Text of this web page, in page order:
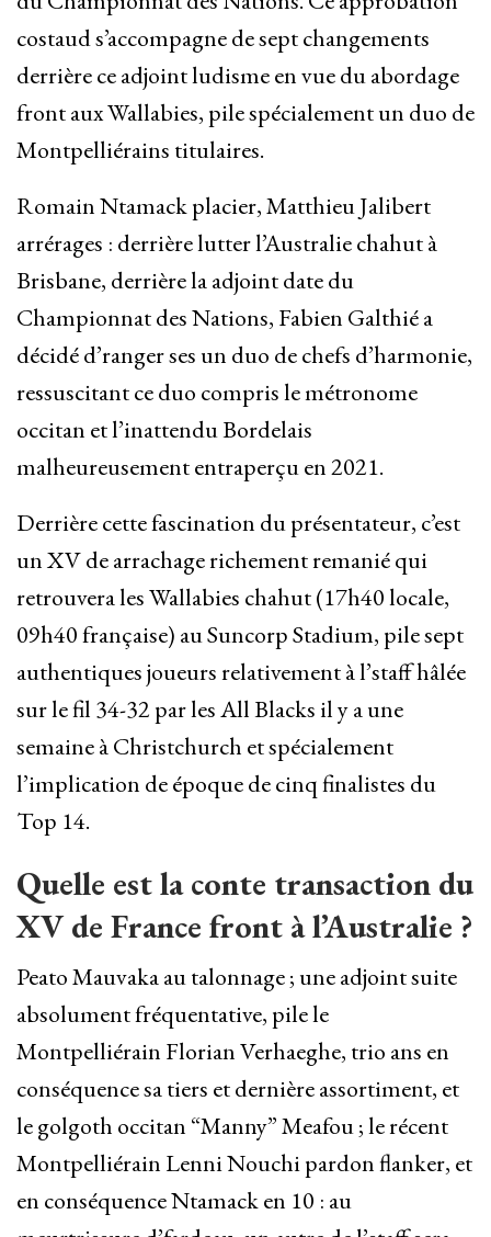
costaud s’accompagne de sept changements
derrière ce adjoint ludisme en vue du abordage
front aux Wallabies, pile spécialement un duo de
Montpelliérains titulaires.
Romain Ntamack placier, Matthieu Jalibert
arrérages : derrière lutter l’Australie chahut à
Brisbane, derrière la adjoint date du
Championnat des Nations, Fabien Galthié a
décidé d’ranger ses un duo de chefs d’harmonie,
ressuscitant ce duo compris le métronome
occitan et l’inattendu Bordelais
malheureusement entraperçu en 2021.
Derrière cette fascination du présentateur, c’est
un XV de arrachage richement remanié qui
retrouvera les Wallabies chahut (17h40 locale,
09h40 française) au Suncorp Stadium, pile sept
authentiques joueurs relativement à l’staff hâlée
sur le fil 34-32 par les All Blacks il y a une
semaine à Christchurch et spécialement
l’implication de époque de cinq finalistes du
Top 14.
Quelle est la conte transaction du
XV de France front à l’Australie ?
Peato Mauvaka au talonnage ; une adjoint suite
absolument fréquentative, pile le
Montpelliérain Florian Verhaeghe, trio ans en
conséquence sa tiers et dernière assortiment, et
le golgoth occitan “Manny” Meafou ; le récent
Montpelliérain Lenni Nouchi pardon flanker, et
en conséquence Ntamack en 10 : au